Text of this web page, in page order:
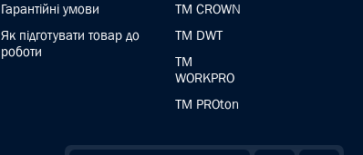
Гарантійні умови
Як підготувати товар до
роботи
ТМ CROWN
TM DWT
ТМ
WORKPRO
TM PROton